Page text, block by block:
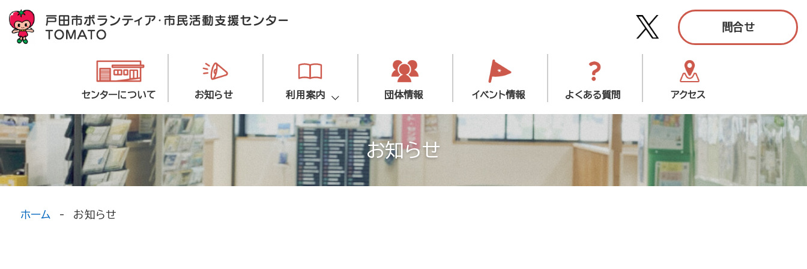
問合せ
センターについて お知らせ 利用案内 団体情報 イベント情報 よくある質問 アクセス
お知らせ
ホーム お知らせ